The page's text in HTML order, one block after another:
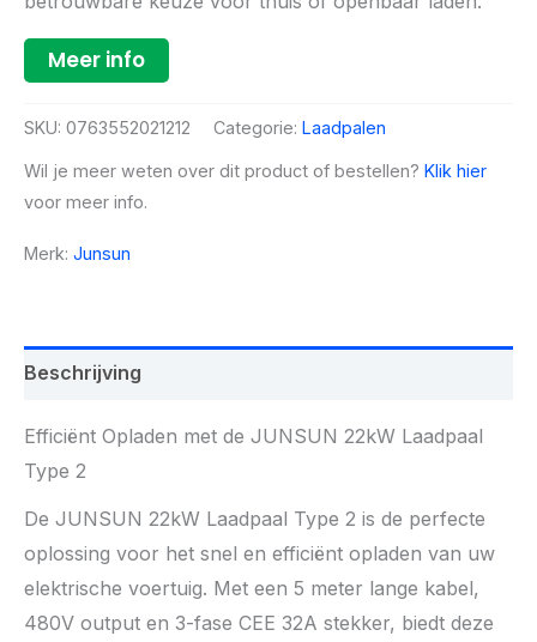
Meer info
SKU: 0763552021212 Categorie: Laadpalen
Wil je meer weten over dit product of bestellen? Klik hier
voor meer info.
Merk: Junsun
Beschrijving
Efficiënt Opladen met de JUNSUN 22kW Laadpaal
Type 2
De JUNSUN 22kW Laadpaal Type 2 is de perfecte
oplossing voor het snel en efficiënt opladen van uw
elektrische voertuig. Met een 5 meter lange kabel,
480V output en 3-fase CEE 32A stekker, biedt deze